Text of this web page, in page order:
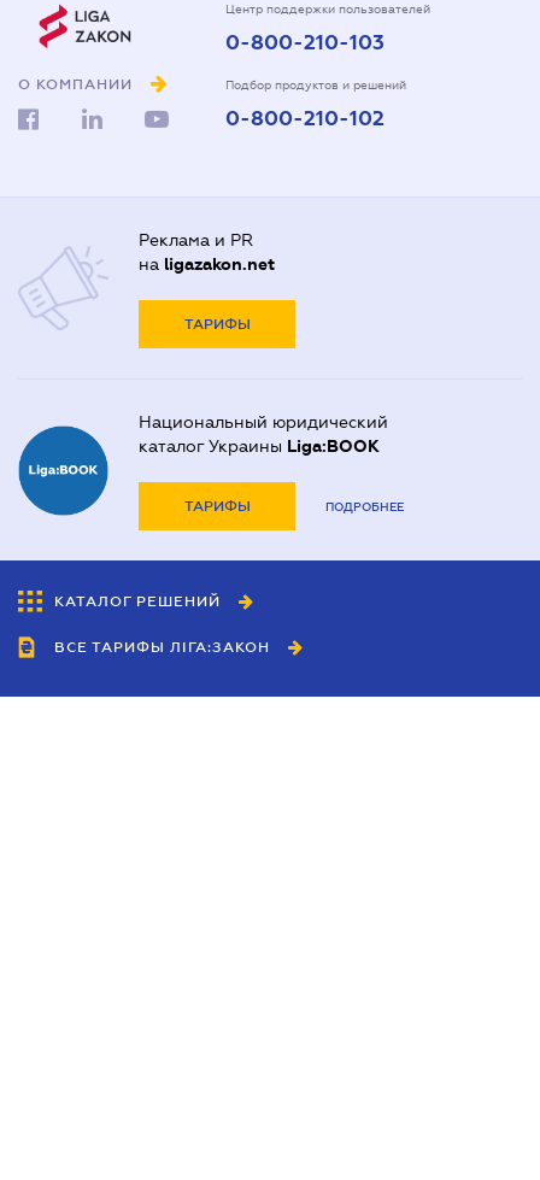
О КОМПАНИИ
Центр поддержки пользователей
0-800-210-103
Подбор продуктов и решений
0-800-210-102
Реклама и PR
на ligazakon.net
ТАРИФЫ
Национальный юридический
каталог Украины Liga:BOOK
ТАРИФЫ ПОДРОБНЕЕ
КАТАЛОГ РЕШЕНИЙ
ВСЕ ТАРИФЫ ЛІГА:ЗАКОН